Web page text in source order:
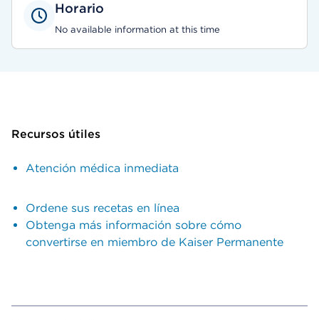
Horario
No available information at this time
Recursos útiles
Atención médica inmediata
Ordene sus recetas en línea
Obtenga más información sobre cómo
convertirse en miembro de Kaiser Permanente